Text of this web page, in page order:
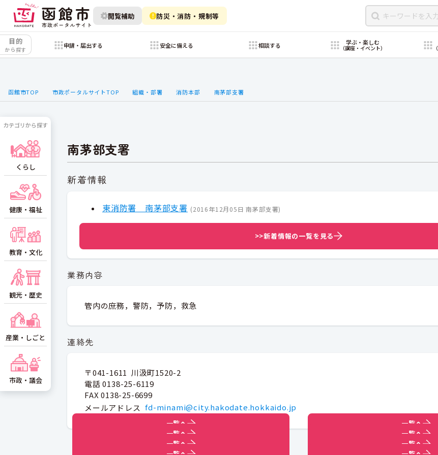
閲覧補助 防災・消防・規制等
目的
から探す
申請・届出する 安全に備える 相談する 学ぶ・楽しむ
（講座・イベント）
函館市TOP 市政ポータルサイトTOP 組織・部署 消防本部 南茅部支署
南茅部支署
新着情報
東消防署 南茅部支署 (2016年12月05日 南茅部支署)
>>新着情報の一覧を見る
業務内容
管内の庶務，警防，予防，救急
連絡先
〒041-1611 川汲町1520-2
電話 0138-25-6119
FAX 0138-25-6699
メールアドレス fd-minami@city.hakodate.hokkaido.jp
一覧へ
一覧へ
一覧へ
一覧へ
一覧へ
一覧へ
カテゴリから探す
くらし
健康・福祉
教育・文化
観光・歴史
産業・しごと
市政・議会